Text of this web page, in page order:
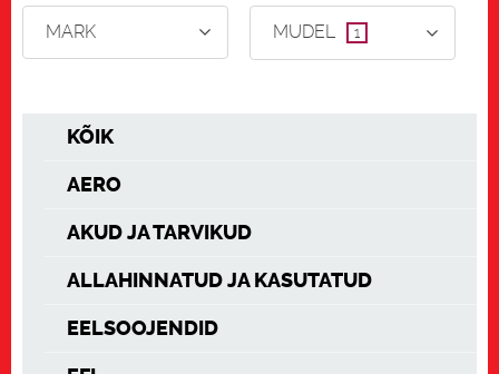
MARK MUDEL 1
KÕIK
AERO
AKUD JA TARVIKUD
ALLAHINNATUD JA KASUTATUD
EELSOOJENDID